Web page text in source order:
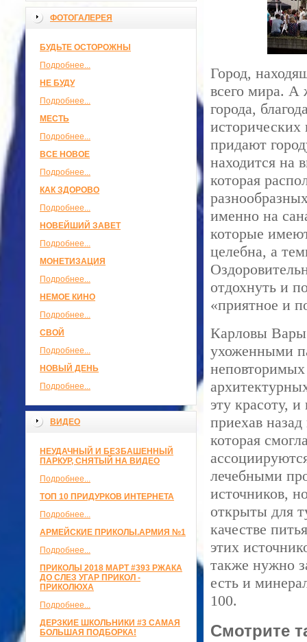
ФОТОГАЛЕРЕЯ
БУДЬТЕ ОСТОРОЖНЫ
Подробнее...
НЕ БУДУ
Подробнее...
МЕСТЬ
Подробнее...
ВСЕ НОВОЕ
Подробнее...
КАК ЗДОРОВО
Подробнее...
НОВЕЙШИЙ ЗАВЕТ
Подробнее...
МОНЕТИЗАЦИЯ
Подробнее...
НЕМОЕ КИНО
Подробнее...
СВОЙ
Подробнее...
НОВЫЙ ДЕНЬ
Подробнее...
ВИДЕО
НЕУДАЧНЫЙ И БЕЗБАШЕННЫЙ
ПАРКУР, СНЯТЫЙ НА ВИДЕО
Подробнее...
ТОП 10 ПРИДУРКОВ ИНТЕРНЕТА
Подробнее...
АРМЕЙСКИЕ ПРИКОЛЫ.АРМИЯ №1
Подробнее...
ПРИКОЛЫ 2018 МАРТ #393 РЖАКА
ДО СЛЕЗ УГАР ПРИКОЛ -
ПРИКОЛЮХА
Подробнее...
ДЕРЗКИЕ ШКОЛЬНИКИ #3 САМАЯ
БОЛЬШАЯ ПОДБОРКА!
Город,
всего мира. А
города,
придают
находится на
которая
именно на
которые
целебна, а
отдохнуть и
«приятное и
Карловы Вары
ухоженными
эту красоту,
приехав
которая
лечебными
источников,
открыты для
качестве
этих
также нужно
есть и
100.
Смотрите